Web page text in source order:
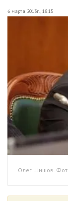
6 марта 2013г., 18:15
Олег Шишов.